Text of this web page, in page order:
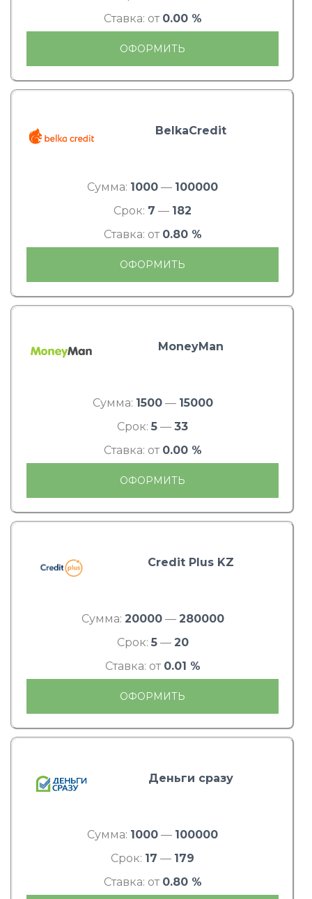
Ставка: от 0.00 %
ОФОРМИТЬ
BelkaCredit
Сумма: 1000 — 100000
Срок: 7 — 182
Ставка: от 0.80 %
ОФОРМИТЬ
MoneyMan
Сумма: 1500— 15000
Срок: 5 — 33
Ставка: от 0.00 %
ОФОРМИТЬ
Credit Plus KZ
Сумма: 20000— 280000
Срок: 5— 20
Ставка: от 0.01 %
ОФОРМИТЬ
Деньги сразу
Сумма: 1000 — 100000
Срок: 17 — 179
Ставка: от 0.80 %